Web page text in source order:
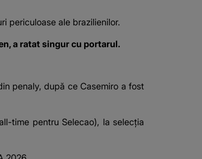
periculoase ale brazilienilor.
a ratat singur cu portarul.
penaly, după ce Casemiro a fost
time pentru Selecao), la selecția